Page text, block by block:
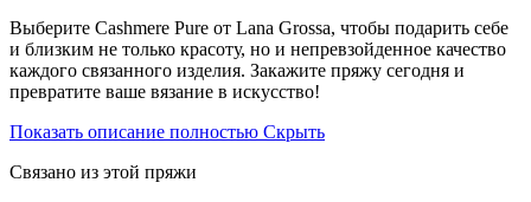
Выберите Cashmere Pure от Lana Grossa, чтобы подарить себе
и близким не только красоту, но и непревзойденное качество
каждого связанного изделия. Закажите пряжу сегодня и
превратите ваше вязание в искусство!
Показать описание полностью Скрыть
Связано из этой пряжи